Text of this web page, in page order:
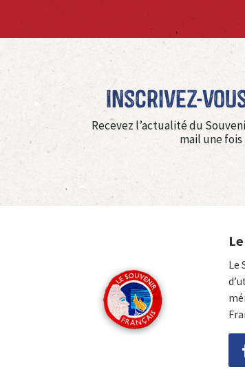
Inscrivez-
Recevez l’actualité du
mail une fois
Le